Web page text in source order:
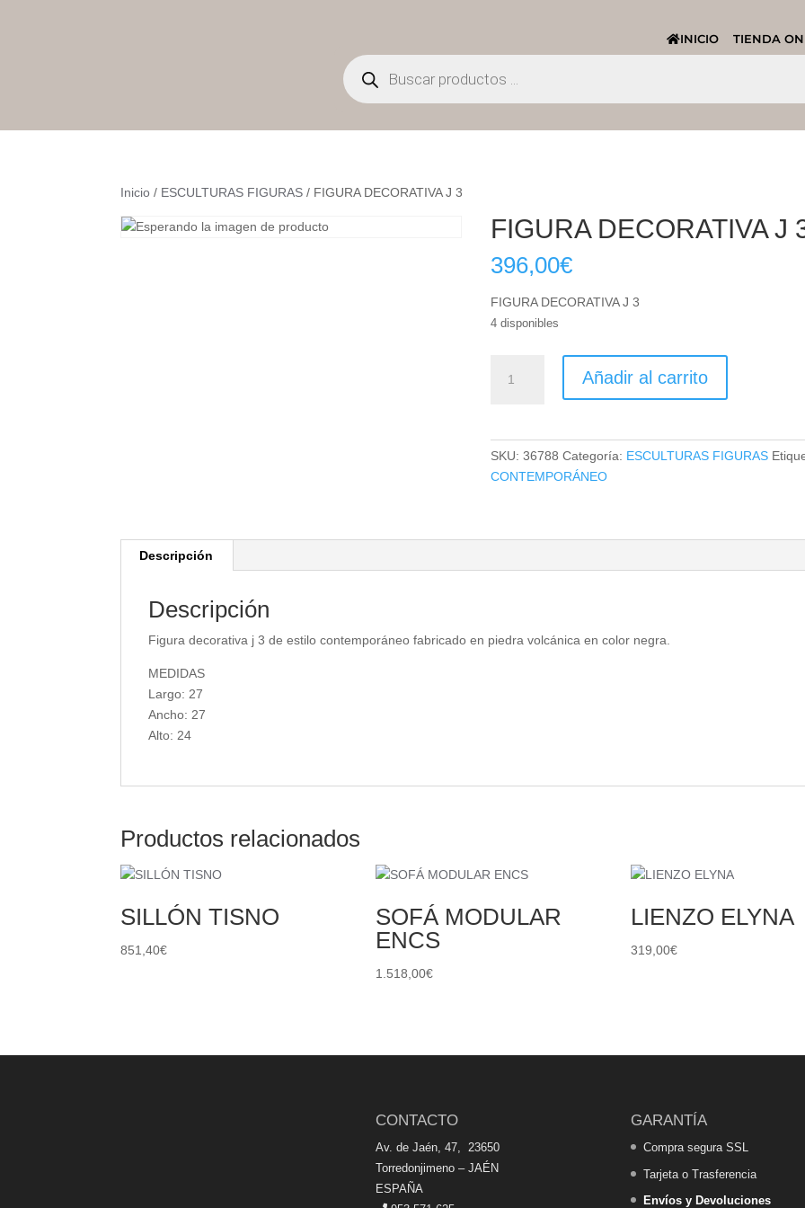
INICIO
TIENDA
Búsqueda
de
productos
Inicio / ESCULTURAS FIGURAS / FIGURA DECORATIVA J 3
FIGURA DECORATIVA J
396,00€
FIGURA DECORATIVA J 3
4 disponibles
DECORATIVA
Añadir al carrito
SKU:36788 Categoría: ESCULTURAS FIGURAS
CONTEMPORÁNEO
Descripción
Descripción
Figura decorativa j 3 de estilo contemporáneo fabricado en piedra volcánica en color negra.
MEDIDAS
Largo: 27
Ancho: 27
Alto: 24
Productos relacionados
SILLÓN TISNO
851,40€
SOFÁ MODULAR
ENCS
1.518,00€
LIENZO ELYNA
319,00€
CONTACTO
Av. de Jaén, 47, 23650
Torredonjimeno – JAÉN
ESPAÑA
GARANTÍA
Compra segura SSL
Tarjeta o Trasferencia
Envíos y Devoluciones